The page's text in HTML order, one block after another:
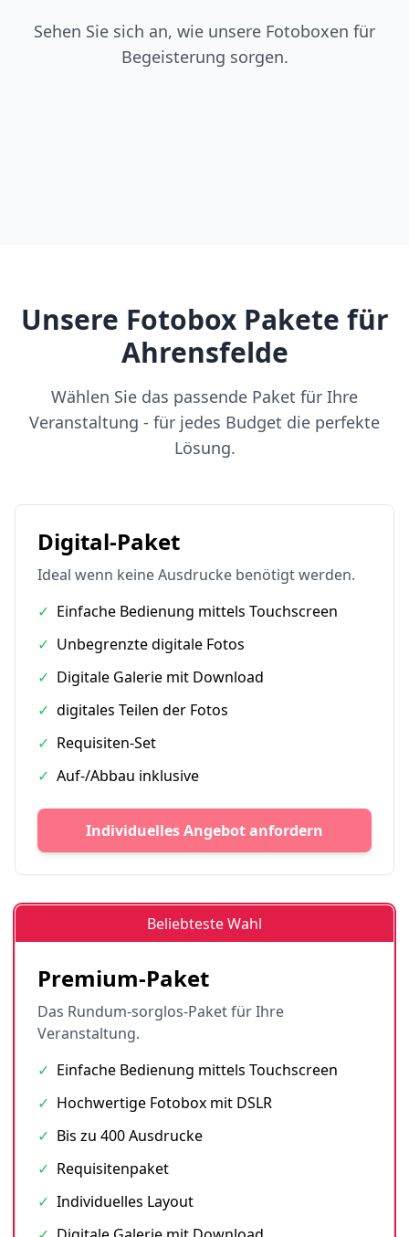
Sehen Sie sich an, wie unsere Fotoboxen für
Begeisterung sorgen.
Unsere Fotobox Pakete für
Ahrensfelde
Wählen Sie das passende Paket für Ihre
Veranstaltung - für jedes Budget die perfekte
Lösung.
Digital-Paket
Ideal wenn keine Ausdrucke benötigt werden.
✓ Einfache Bedienung mittels Touchscreen
✓ Unbegrenzte digitale Fotos
✓ Digitale Galerie mit Download
✓ digitales Teilen der Fotos
✓ Requisiten-Set
✓ Auf-/Abbau inklusive
Individuelles Angebot anfordern
Beliebteste Wahl
Premium-Paket
Das Rundum-sorglos-Paket für Ihre
Veranstaltung.
✓ Einfache Bedienung mittels Touchscreen
✓ Hochwertige Fotobox mit DSLR
✓ Bis zu 400 Ausdrucke
✓ Requisitenpaket
✓ Individuelles Layout